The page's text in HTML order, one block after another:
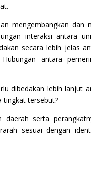
mengembangkan dan
interaksi antara
secara lebih jelas
antara
dibedakan lebih lanjut
tingkat tersebut?
daerah serta
sesuai dengan